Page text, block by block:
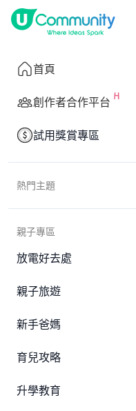
首頁
創作者合作平台
試用獎賞專區
熱門主題
親子專區
放電好去處
親子旅遊
新手爸媽
育兒攻略
升學教育